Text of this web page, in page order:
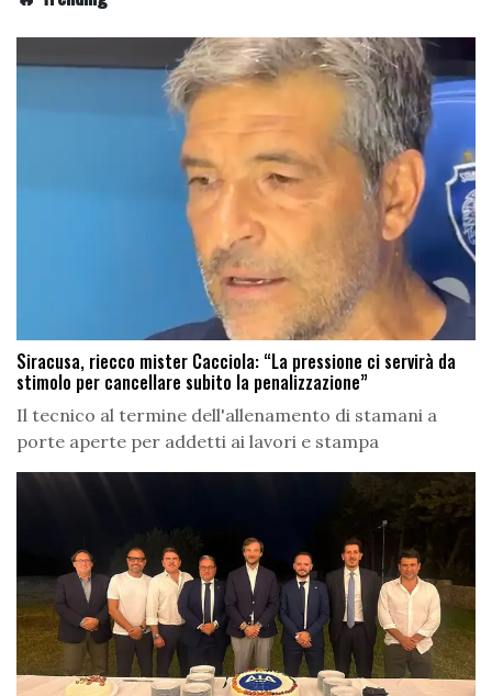
Siracusa, riecco mister Cacciola: “La pressione ci servirà da
stimolo per cancellare subito la penalizzazione”
Il tecnico al termine dell'allenamento di stamani a
porte aperte per addetti ai lavori e stampa